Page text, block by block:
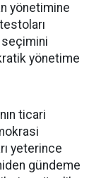
yönetimine
seçimini
yönetime
ticari
yeterince
gündeme